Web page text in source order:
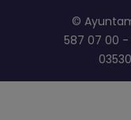
©
587 07 00 -